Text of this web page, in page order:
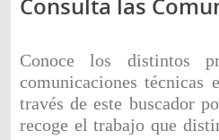
Consulta las
Conoce los distintos
comunicaciones
través de este buscador
recoge el trabajo que